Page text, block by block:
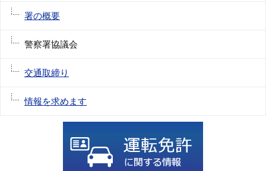
署の概要
警察署協議会
交通取締り
情報を求めます